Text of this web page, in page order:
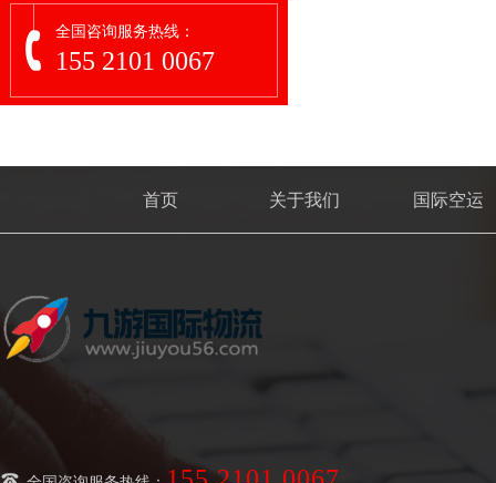
全国咨询服务热线：
155 2101 0067
首页 关于我们 国际空运
155 2101 0067